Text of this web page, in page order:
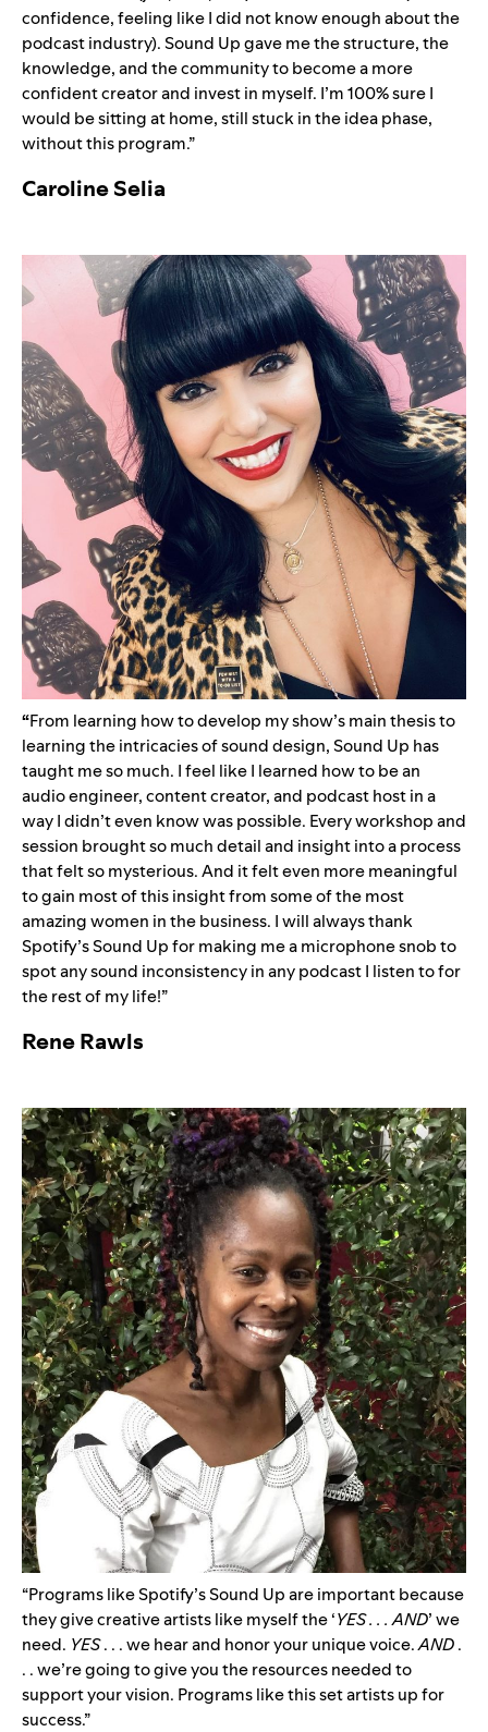
confidence, feeling like I did not know enough about the
podcast industry). Sound Up gave me the structure, the
knowledge, and the community to become a more
confident creator and invest in myself. I’m 100% sure I
would be sitting at home, still stuck in the idea phase,
without this program.”
Caroline Selia
“From learning how to develop my show’s main thesis to
learning the intricacies of sound design, Sound Up has
taught me so much. I feel like I learned how to be an
audio engineer, content creator, and podcast host in a
way I didn’t even know was possible. Every workshop and
session brought so much detail and insight into a process
that felt so mysterious. And it felt even more meaningful
to gain most of this insight from some of the most
amazing women in the business. I will always thank
Spotify’s Sound Up for making me a microphone snob to
spot any sound inconsistency in any podcast I listen to for
the rest of my life!”
Rene Rawls
“Programs like Spotify’s Sound Up are important because
they give creative artists like myself the ‘YES . . . AND’ we
need. YES. . . we hear and honor your unique voice.AND.
. . we’re going to give you the resources needed to
support your vision. Programs like this set artists up for
success.”